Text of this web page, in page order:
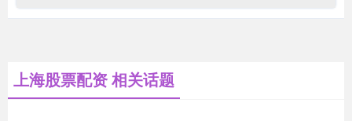
上海股票配资 相关话题